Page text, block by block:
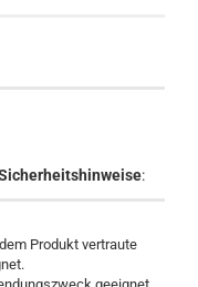
:
Produkt vertraute